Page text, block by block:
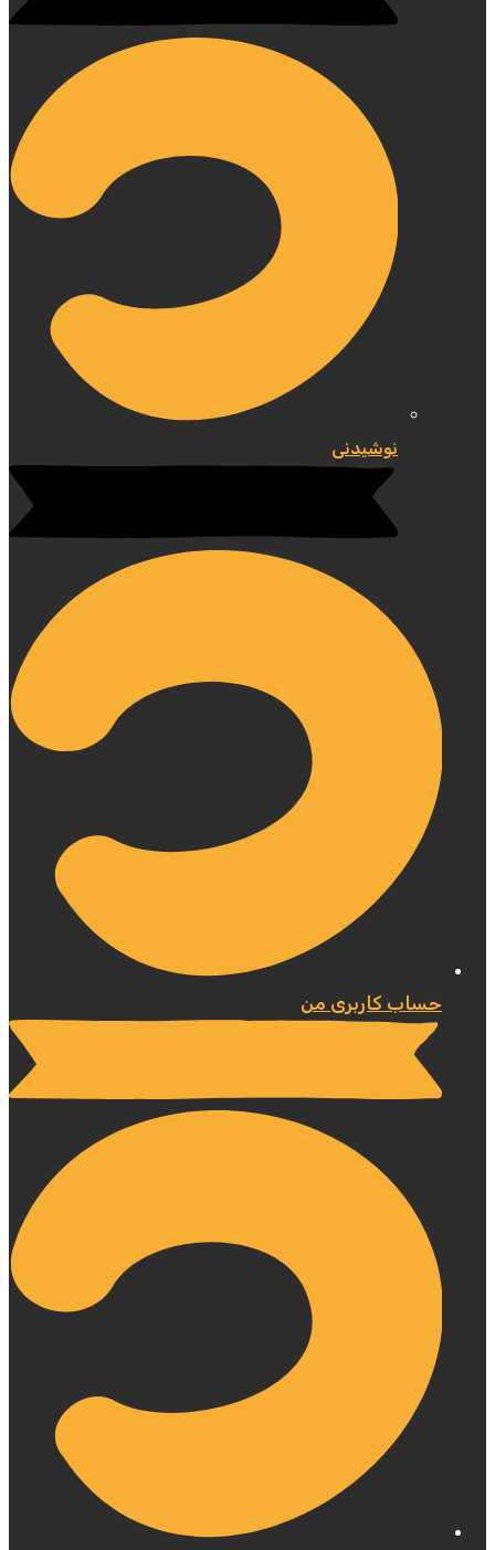
نوشیدنی
حساب کاربری من